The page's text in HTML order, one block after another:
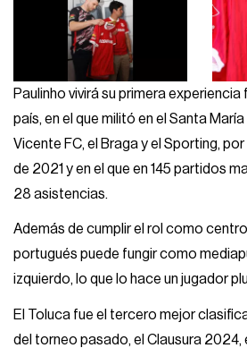
Paulinho vivirá su primera
país, en el que militó en el Santa María
Vicente FC, el Braga y el Sporting,
de 2021 y en el que en 145 partidos
28 asistencias.
Además de cumplir el rol como
portugués puede fungir como
izquierdo, lo que lo hace un jugador
El Toluca fue el tercero mejor
del torneo pasado, el Clausura 2024,